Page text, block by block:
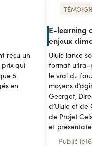
reçu un
prix qui
5
en
E-learning
enjeux
Ulule lance
format ultra-
le vrai du
moyens
Georget,
d’Ulule et
de Projet
et
Publié le16